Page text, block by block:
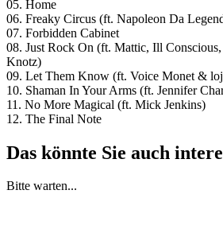
05. Home
06. Freaky Circus (ft. Napoleon Da
07. Forbidden Cabinet
08. Just Rock On (ft. Mattic, Ill
Knotz)
09. Let Them Know (ft. Voice Monet &
10. Shaman In Your Arms (ft. Jennifer
11. No More Magical (ft. Mick Jenkins)
12. The Final Note
Das könnte Sie auch
Bitte warten...